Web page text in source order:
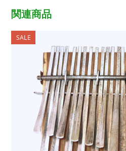
関連商品
SALE